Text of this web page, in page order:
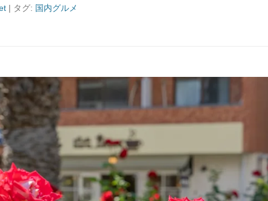
e
| タグ: 国内グルメ